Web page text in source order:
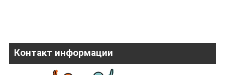
Контакт информации